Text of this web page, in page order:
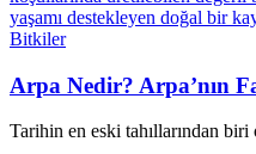
Bitkiler
Arpa Nedir? Arpa’nın
Tarihin en eski tahıllarından